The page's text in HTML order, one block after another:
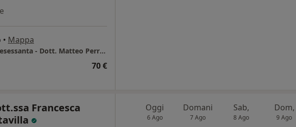
• Mappa
Studio di Nutrizione 3esessanta - Dott. Matteo Perrore
70 €
Francesca
Oggi
6 Ago
Domani
7 Ago
Sab,
8 Ago
Dom,
9 Ago